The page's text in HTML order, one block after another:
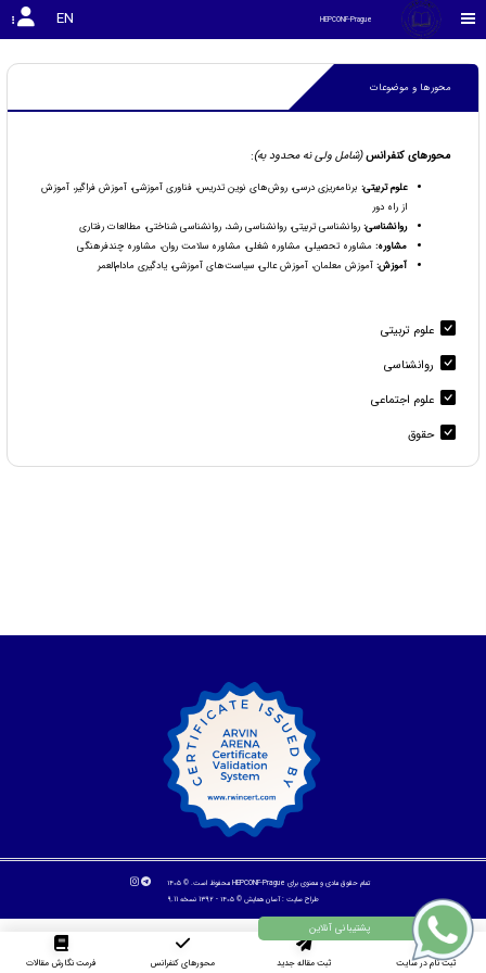
HEPCONF-Prague
EN
محورها و موضوعات
محورهای کنفرانس(شامل ولی نه محدود به):
علوم تربیتی:برنامه‌ریزی درسی، روش‌های نوین تدریس، فناوری آموزشی، آموزش فراگیر، آموزش
از راه دور
روانشناسی:روانشناسی تربیتی، روانشناسی رشد، روانشناسی شناختی، مطالعات رفتاری
مشاوره:مشاوره تحصیلی، مشاوره شغلی، مشاوره سلامت روان، مشاوره چندفرهنگی
آموزش:آموزش معلمان، آموزش عالی، سیاست‌های آموزشی، یادگیری مادام‌العمر
علوم تربیتی
روانشناسی
علوم اجتماعی
حقوق
تمام حقوق مادی و معنوی برای HEPCONF-Prague محفوظ است. © ۱۴۰۵
طراح سایت :آسان همایش © ۱۴۰۵ - 1392 نسخه 9.11
ثبت نام در سایت ثبت مقاله جدید محورهای کنفرانس فرمت نگارش مقالات